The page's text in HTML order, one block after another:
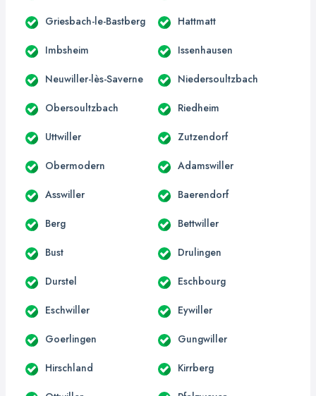
Griesbach-le-Bastberg Hattmatt
Imbsheim Issenhausen
Neuwiller-lès-Saverne Niedersoultzbach
Obersoultzbach Riedheim
Uttwiller Zutzendorf
Obermodern Adamswiller
Asswiller Baerendorf
Berg Bettwiller
Bust Drulingen
Durstel Eschbourg
Eschwiller Eywiller
Goerlingen Gungwiller
Hirschland Kirrberg